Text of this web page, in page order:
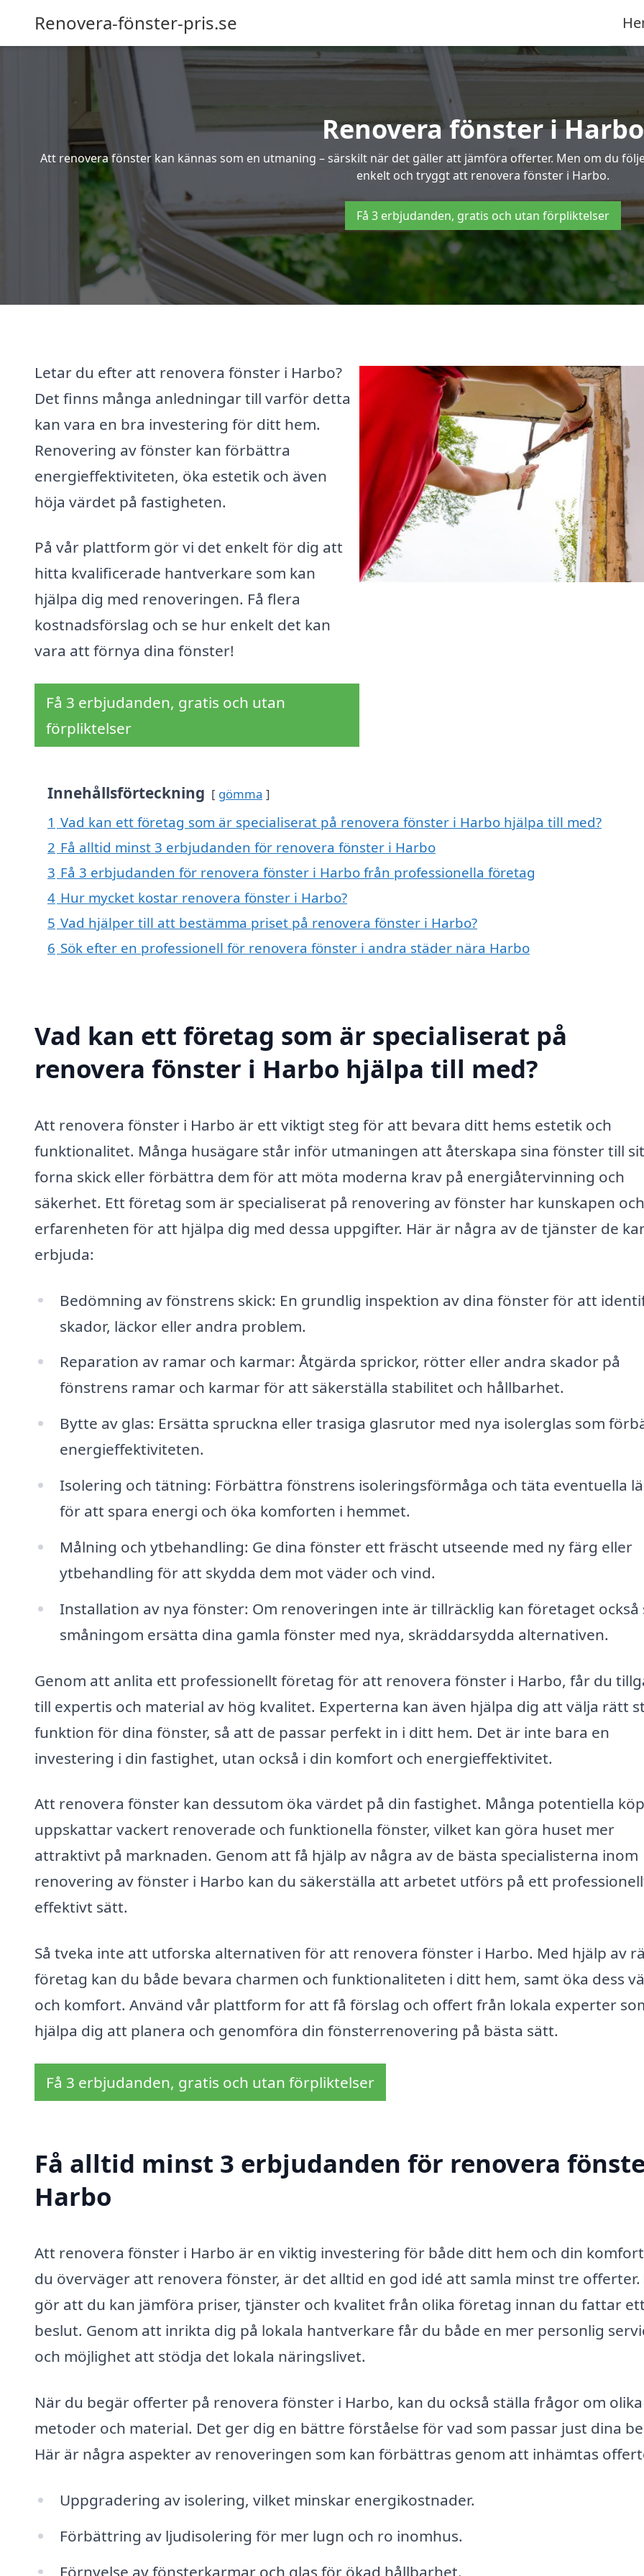
Renovera-fönster-pris.se
Renovera fönster i Harbo
Att renovera fönster kan kännas som en utmaning – särskilt när det gäller att jämföra offerter. Men om du
enkelt och tryggt att renovera fönster i Harbo.
Få 3 erbjudanden, gratis och utan förpliktelser
Letar du efter att renovera fönster i Harbo?
Det finns många anledningar till varför detta
kan vara en bra investering för ditt hem.
Renovering av fönster kan förbättra
energieffektiviteten, öka estetik och även
höja värdet på fastigheten.
På vår plattform gör vi det enkelt för dig att
hitta kvalificerade hantverkare som kan
hjälpa dig med renoveringen. Få flera
kostnadsförslag och se hur enkelt det kan
vara att förnya dina fönster!
Få 3 erbjudanden, gratis och utan
förpliktelser
Innehållsförteckning gömma
1 Vad kan ett företag som är specialiserat på renovera fönster i Harbo hjälpa till med?
2 Få alltid minst 3 erbjudanden för renovera fönster i Harbo
3 Få 3 erbjudanden för renovera fönster i Harbo från professionella företag
4 Hur mycket kostar renovera fönster i Harbo?
5 Vad hjälper till att bestämma priset på renovera fönster i Harbo?
6 Sök efter en professionell för renovera fönster i andra städer nära Harbo
Vad kan ett företag som är specialiserat på
renovera fönster i Harbo hjälpa till med?
Att renovera fönster i Harbo är ett viktigt steg för att bevara ditt hems estetik och
funktionalitet. Många husägare står inför utmaningen att återskapa sina fönster till
forna skick eller förbättra dem för att möta moderna krav på energiåtervinning och
säkerhet. Ett företag som är specialiserat på renovering av fönster har kunskapen och
erfarenheten för att hjälpa dig med dessa uppgifter. Här är några av de tjänster de
erbjuda:
Bedömning av fönstrens skick: En grundlig inspektion av dina fönster för att
skador, läckor eller andra problem.
Reparation av ramar och karmar: Åtgärda sprickor, rötter eller andra skador på
fönstrens ramar och karmar för att säkerställa stabilitet och hållbarhet.
Bytte av glas: Ersätta spruckna eller trasiga glasrutor med nya isolerglas som
energieffektiviteten.
Isolering och tätning: Förbättra fönstrens isoleringsförmåga och täta eventuella
för att spara energi och öka komforten i hemmet.
Målning och ytbehandling: Ge dina fönster ett fräscht utseende med ny färg eller
ytbehandling för att skydda dem mot väder och vind.
Installation av nya fönster: Om renoveringen inte är tillräcklig kan företaget också
småningom ersätta dina gamla fönster med nya, skräddarsydda alternativen.
Genom att anlita ett professionellt företag för att renovera fönster i Harbo, får du
till expertis och material av hög kvalitet. Experterna kan även hjälpa dig att välja rätt
funktion för dina fönster, så att de passar perfekt in i ditt hem. Det är inte bara en
investering i din fastighet, utan också i din komfort och energieffektivitet.
Att renovera fönster kan dessutom öka värdet på din fastighet. Många potentiella
uppskattar vackert renoverade och funktionella fönster, vilket kan göra huset mer
attraktivt på marknaden. Genom att få hjälp av några av de bästa specialisterna inom
renovering av fönster i Harbo kan du säkerställa att arbetet utförs på ett
effektivt sätt.
Så tveka inte att utforska alternativen för att renovera fönster i Harbo. Med hjälp av
företag kan du både bevara charmen och funktionaliteten i ditt hem, samt öka dess
och komfort. Använd vår plattform for att få förslag och offert från lokala experter
hjälpa dig att planera och genomföra din fönsterrenovering på bästa sätt.
Få 3 erbjudanden, gratis och utan förpliktelser
Få alltid minst 3 erbjudanden för renovera
Harbo
Att renovera fönster i Harbo är en viktig investering för både ditt hem och din
du överväger att renovera fönster, är det alltid en god idé att samla minst tre offerter.
gör att du kan jämföra priser, tjänster och kvalitet från olika företag innan du fattar ett
beslut. Genom att inrikta dig på lokala hantverkare får du både en mer personlig
och möjlighet att stödja det lokala näringslivet.
När du begär offerter på renovera fönster i Harbo, kan du också ställa frågor om olika
metoder och material. Det ger dig en bättre förståelse för vad som passar just dina
Här är några aspekter av renoveringen som kan förbättras genom att inhämtas
Uppgradering av isolering, vilket minskar energikostnader.
Förbättring av ljudisolering för mer lugn och ro inomhus.
Förnyelse av fönsterkarmar och glas för ökad hållbarhet.